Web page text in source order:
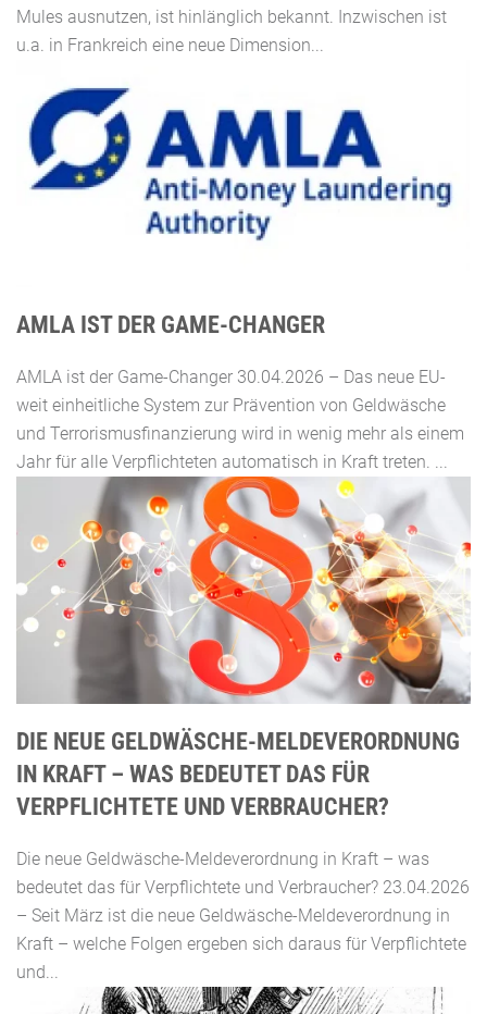
Mules ausnutzen, ist hinlänglich bekannt. Inzwischen ist
u.a. in Frankreich eine neue Dimension...
AMLA IST DER GAME-CHANGER
AMLA ist der Game-Changer 30.04.2026 – Das neue EU-
weit einheitliche System zur Prävention von Geldwäsche
und Terrorismusfinanzierung wird in wenig mehr als einem
Jahr für alle Verpflichteten automatisch in Kraft treten. ...
DIE NEUE GELDWÄSCHE-MELDEVERORDNUNG
IN KRAFT – WAS BEDEUTET DAS FÜR
VERPFLICHTETE UND VERBRAUCHER?
Die neue Geldwäsche-Meldeverordnung in Kraft – was
bedeutet das für Verpflichtete und Verbraucher? 23.04.2026
– Seit März ist die neue Geldwäsche-Meldeverordnung in
Kraft – welche Folgen ergeben sich daraus für Verpflichtete
und...